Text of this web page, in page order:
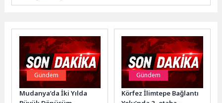
Gündem
Mudanya’da İki Yılda
Gündem
Körfez İlimtepe Bağlantı